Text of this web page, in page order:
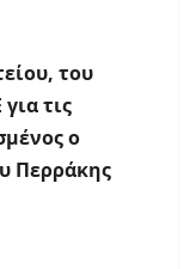
του
τις
ο
Περράκης